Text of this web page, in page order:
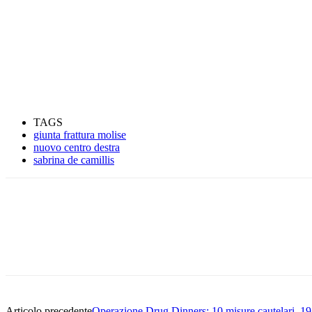
TAGS
giunta frattura molise
nuovo centro destra
sabrina de camillis